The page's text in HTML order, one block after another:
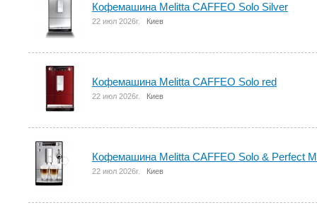
Кофемашина Melitta CAFFEO Solo Silver
22 июл 2026г. Киев
Кофемашина Melitta CAFFEO Solo red
22 июл 2026г. Киев
Кофемашина Melitta CAFFEO Solo & Perfect
22 июл 2026г. Киев